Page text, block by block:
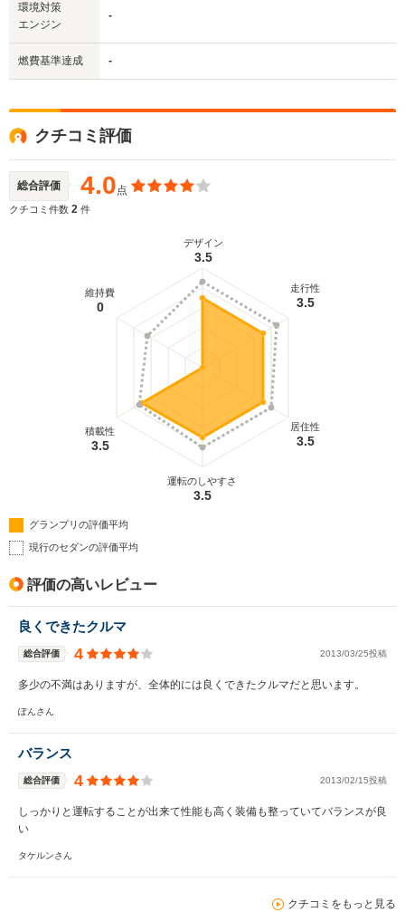
環境対策
エンジン
-
燃費基準達成 -
クチコミ評価
総合評価 4.0点
クチコミ件数 2 件
デザイン
3.5
走行性
3.5
居住性
3.5
運転のしやすさ
3.5
積載性
3.5
維持費
0
グランプリの評価平均
現行のセダンの評価平均
評価の高いレビュー
良くできたクルマ
総合評価 4 2013/03/25投稿
多少の不満はありますが、全体的には良くできたクルマだと思います。
ぽんさん
バランス
総合評価 4 2013/02/15投稿
しっかりと運転することが出来て性能も高く装備も整っていてバランスが良
い
タケルンさん
クチコミをもっと見る